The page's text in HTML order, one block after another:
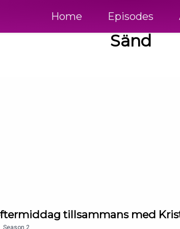
Home Episodes
Sänd
tillsammans med